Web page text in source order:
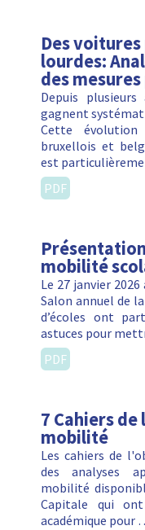
Des
lourdes:
des
Depuis
gagnent
Cette
bruxellois et
est
PDF
mobilité
Le 27 janvier
Salon annuel de
d’écoles ont
astuces pour
PDF
7 Cahiers
mobilité
Les cahiers de
des analyses
mobilité
Capitale qui
académique pour